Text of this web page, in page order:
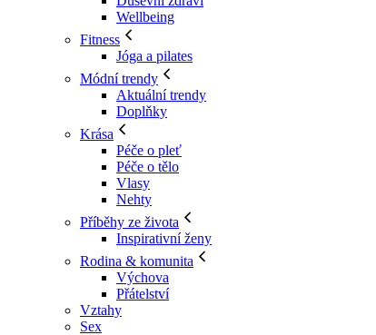
Wellbeing
Fitness
Jóga a pilates
Módní trendy
Aktuální trendy
Doplňky
Krása
Péče o pleť
Péče o tělo
Vlasy
Nehty
Příběhy ze života
Inspirativní ženy
Rodina & komunita
Výchova
Přátelství
Vztahy
Sex